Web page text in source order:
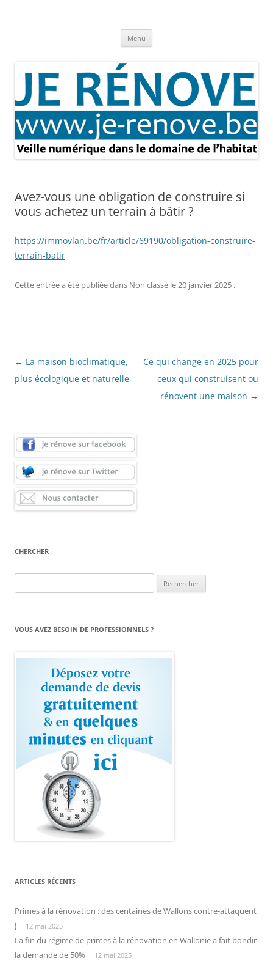
Menu
Avez-vous une obligation de construire si
vous achetez un terrain à bâtir ?
https://immovlan.be/fr/article/69190/obligation-construire-
terrain-batir
Cette entrée a été publiée dans Non classé le20 janvier 2025 .
Navigation
des
← La maison bioclimatique,
plus écologique et naturelle
Ce qui change en 2025 pour
ceux qui construisent ou
rénovent une maison →
CHERCHER
VOUS AVEZ BESOIN DE PROFESSIONNELS ?
ARTICLES RÉCENTS
Primes à la rénovation : des centaines de Wallons contre-attaquent
!
12 mai 2025
La fin du régime de primes à la rénovation en Wallonie a fait bondir
la demande de 50%
12 mai 2025